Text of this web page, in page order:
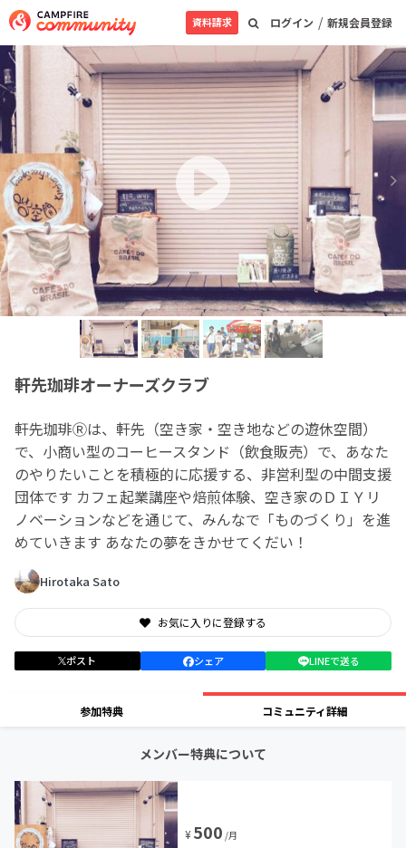
ログイン / 新規会員登録
資料請求
軒先珈琲オーナーズクラブ
軒先珈琲Ⓡは、軒先（空き家・空き地などの遊休空間）
で、小商い型のコーヒースタンド（飲食販売）で、あなた
のやりたいことを積極的に応援する、非営利型の中間支援
団体です カフェ起業講座や焙煎体験、空き家のＤＩＹリ
ノベーションなどを通じて、みんなで「ものづくり」を進
めていきます あなたの夢をきかせてくだい！
Hirotaka Sato
お気に入りに登録する
ポスト シェア LINEで送る
参加特典 コミュニティ詳細
メンバー特典について
¥500 /月